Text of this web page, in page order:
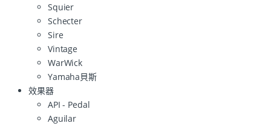
Squier
Schecter
Sire
Vintage
WarWick
Yamaha貝斯
效果器
API - Pedal
Aguilar